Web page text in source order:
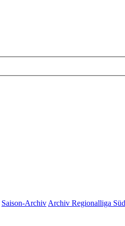
Saison-ArchivArchiv Regionalliga